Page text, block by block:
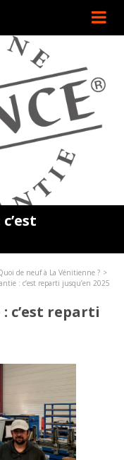
de neuf à La Vénitienne ?
: c’est reparti jusqu’en 2025
c’est reparti